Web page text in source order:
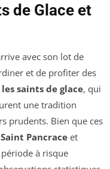
de Glace et
avec son lot de
et de profiter des
les saints de glace, qui
une tradition
prudents. Bien que ces
Saint Pancrace et
à risque